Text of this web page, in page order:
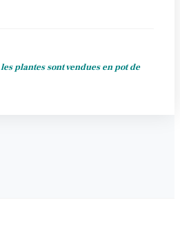
plantes sont vendues en pot de